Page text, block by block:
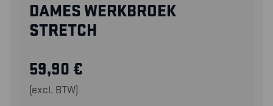
DAMES WERKBROEK
STRETCH
59,90 €
(excl. BTW)